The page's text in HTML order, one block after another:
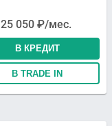
25 050 ₽/мес.
В КРЕДИТ
В TRADE IN